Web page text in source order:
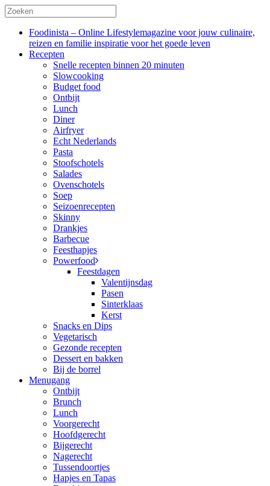
Foodinista – Online Lifestylemagazine voor jouw culinaire,
reizen en familie inspiratie voor het goede leven
Recepten
Snelle recepten binnen 20 minuten
Slowcooking
Budget food
Ontbijt
Lunch
Diner
Airfryer
Echt Nederlands
Pasta
Stoofschotels
Salades
Ovenschotels
Soep
Seizoenrecepten
Skinny
Drankjes
Barbecue
Feesthapjes
Powerfood
Feestdagen
Valentijnsdag
Pasen
Sinterklaas
Kerst
Snacks en Dips
Vegetarisch
Gezonde recepten
Dessert en bakken
Bij de borrel
Menugang
Ontbijt
Brunch
Lunch
Voorgerecht
Hoofdgerecht
Bijgerecht
Nagerecht
Tussendoortjes
Hapjes en Tapas